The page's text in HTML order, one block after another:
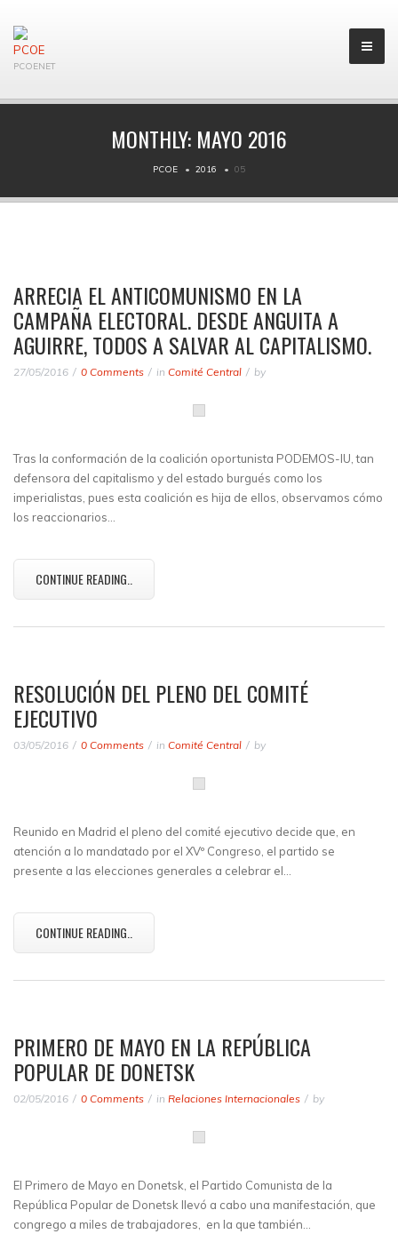
PCOENET
MONTHLY: MAYO 2016
PCOE 2016 05
ARRECIA EL ANTICOMUNISMO EN LA
CAMPAÑA ELECTORAL. DESDE ANGUITA A
AGUIRRE, TODOS A SALVAR AL CAPITALISMO.
27/05/2016 0 Comments in Comité Central by
Tras la conformación de la coalición oportunista PODEMOS-IU, tan
defensora del capitalismo y del estado burgués como los
imperialistas, pues esta coalición es hija de ellos, observamos cómo
los reaccionarios…
CONTINUE READING..
RESOLUCIÓN DEL PLENO DEL COMITÉ
EJECUTIVO
03/05/2016 0 Comments in Comité Central by
Reunido en Madrid el pleno del comité ejecutivo decide que, en
atención a lo mandatado por el XVº Congreso, el partido se
presente a las elecciones generales a celebrar el…
CONTINUE READING..
PRIMERO DE MAYO EN LA REPÚBLICA
POPULAR DE DONETSK
02/05/2016 0 Comments in Relaciones Internacionales by
El Primero de Mayo en Donetsk, el Partido Comunista de la
República Popular de Donetsk llevó a cabo una manifestación, que
congrego a miles de trabajadores, en la que también…